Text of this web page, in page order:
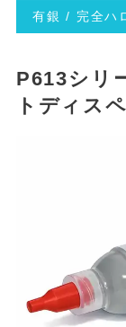
有銀 / 完全ハ
P613シリ
トディス